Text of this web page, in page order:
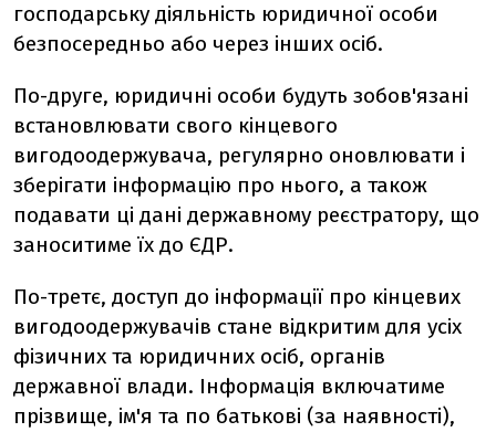
господарську діяльність юридичної особи
безпосередньо або через інших осіб.
По-друге, юридичні особи будуть зобов'язані
встановлювати свого кінцевого
вигодоодержувача, регулярно оновлювати і
зберігати інформацію про нього, а також
подавати ці дані державному реєстратору, що
заноситиме їх до ЄДР.
По-третє, доступ до інформації про кінцевих
вигодоодержувачів стане відкритим для усіх
фізичних та юридичних осіб, органів
державної влади. Інформація включатиме
прізвище, ім'я та по батькові (за наявності),